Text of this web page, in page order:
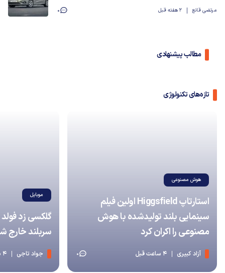
مرتضی قانع 2 هفته قبل 0
مطالب پیشنهادی
تازه‌های تکنولوژی
هوش مصنوعی
استارتاپ Higgsfield اولین فیلم
سینمایی بلند تولیدشده با هوش
مصنوعی را اکران کرد
آزاد کبیری 4 ساعت قبل 0
موبایل
سربلند خارج
جواد تاجی 4 ساعت قبل